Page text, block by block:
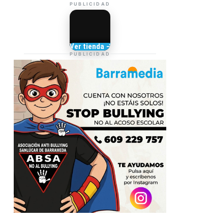
PUBLICIDAD
TIENDA DE
Camisetas de Sanlúcar
Ver tienda →
PUBLICIDAD